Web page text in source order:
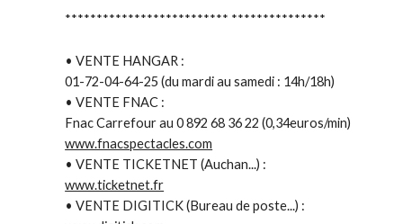
************************** ***************
• VENTE HANGAR :
01-72-04-64-25 (du mardi au samedi : 14h/18h)
• VENTE FNAC :
Fnac Carrefour au 0 892 68 36 22 (0,34euros/min)
www.fnacspectacles.com
• VENTE TICKETNET (Auchan...) :
www.ticketnet.fr
• VENTE DIGITICK (Bureau de poste...) :